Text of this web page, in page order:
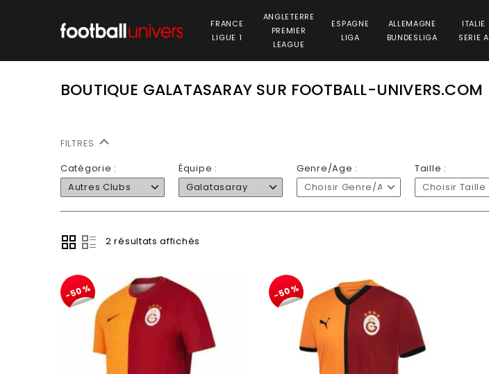
FRANCE
LIGUE 1
ANGLETERRE
PREMIER
LEAGUE
ESPAGNE
LIGA
ALLEMAGNE
BUNDESLIGA
ITALIE
SERIE A
BOUTIQUE GALATASARAY SUR FOOTBALL-UNIVERS.COM
FILTRES
Catégorie :
Autres Clubs
Équipe :
Galatasaray
Genre/Age :
Choisir Genre/Age
Taille :
Choisir Taille
2 résultats affichés
-50% -50%